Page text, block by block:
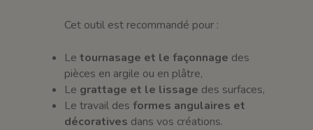
Cet outil est recommandé pour :
Letournasage et le façonnage des
pièces en argile ou en plâtre,
Le grattage et le lissage des surfaces,
Le travail desformes angulaires et
décoratives dans vos créations.